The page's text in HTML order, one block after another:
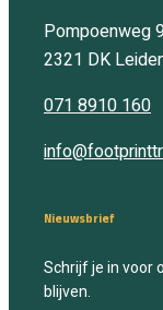
Pompoenweg
2321 DK
071 8910 160
Nieuwsbrief
Schrijf je in voor
blijven.